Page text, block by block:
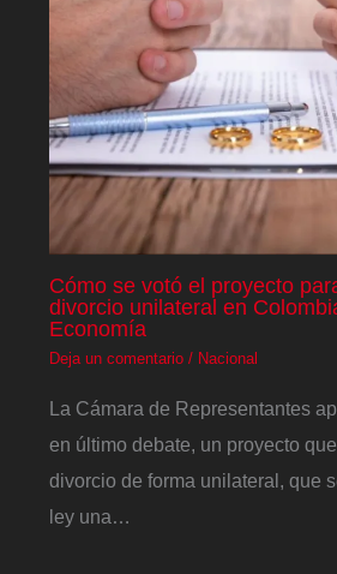
Cómo se votó el proyecto
divorcio unilateral en
Economía
Deja un comentario / Nacional
La Cámara de Representantes
en último debate, un proyecto
divorcio de forma unilateral, que
ley una…